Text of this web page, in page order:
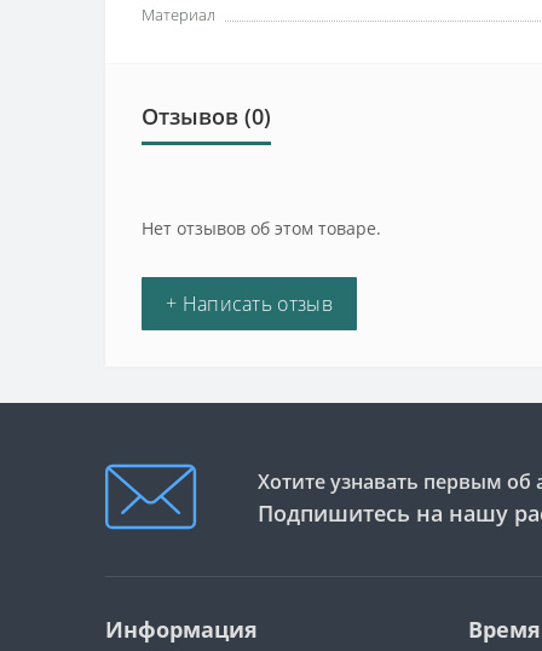
Материал
Отзывов (0)
Нет отзывов об этом товаре.
+ Написать отзыв
Хотите узнавать первым об
Подпишитесь на нашу
Информация